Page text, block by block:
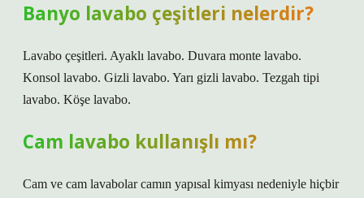
Banyo lavabo çeşitleri nelerdir?
Lavabo çeşitleri. Ayaklı lavabo. Duvara monte lavabo.
Konsol lavabo. Gizli lavabo. Yarı gizli lavabo. Tezgah tipi
lavabo. Köşe lavabo.
Cam lavabo kullanışlı mı?
Cam ve cam lavabolar camın yapısal kimyası nedeniyle hiçbir